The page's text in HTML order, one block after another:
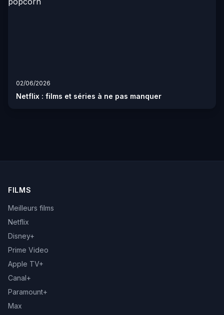
02/06/2026
Netflix : films et séries à ne pas manquer
FILMS
Meilleurs films
Netflix
Disney+
Prime Video
Apple TV+
Canal+
Paramount+
Max